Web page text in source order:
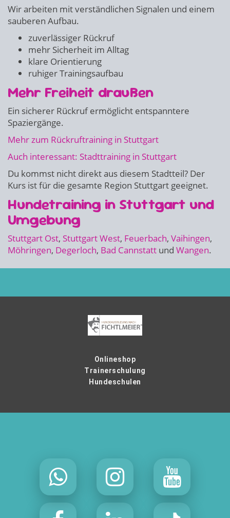
Wir arbeiten mit verständlichen Signalen und einem
sauberen Aufbau.
zuverlässiger Rückruf
mehr Sicherheit im Alltag
klare Orientierung
ruhiger Trainingsaufbau
Mehr Freiheit draußen
Ein sicherer Rückruf ermöglicht entspanntere
Spaziergänge.
Mehr zum Rückruftraining in Stuttgart
Auch interessant: Stadttraining in Stuttgart
Du kommst nicht direkt aus diesem Stadtteil? Der
Kurs ist für die gesamte Region Stuttgart geeignet.
Hundetraining in Stuttgart und
Umgebung
Stuttgart Ost, Stuttgart West, Feuerbach, Vaihingen,
Möhringen, Degerloch, Bad Cannstatt und Wangen.
Onlineshop
Trainerschulung
Hundeschulen